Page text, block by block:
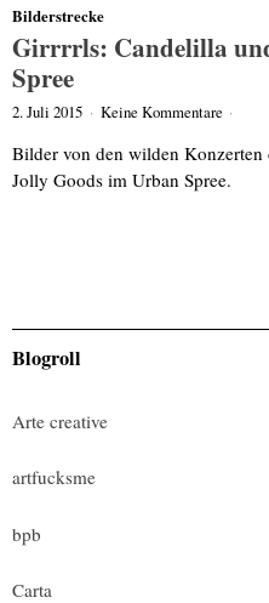
Bilderstrecke
Girrrrls: Candelilla
Spree
2. Juli 2015 · Keine Kommentare ·
Bilder von den wilden
Jolly Goods im Urban Spree.
Blogroll
Arte creative
artfucksme
bpb
Carta